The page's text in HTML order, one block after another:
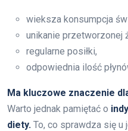
wieksza konsumpcja
unikanie przetworzonej
regularne posiłki,
odpowiednia ilość
Ma kluczowe znaczenie
Warto jednak pamiętać o
diety. To, co sprawdza się u